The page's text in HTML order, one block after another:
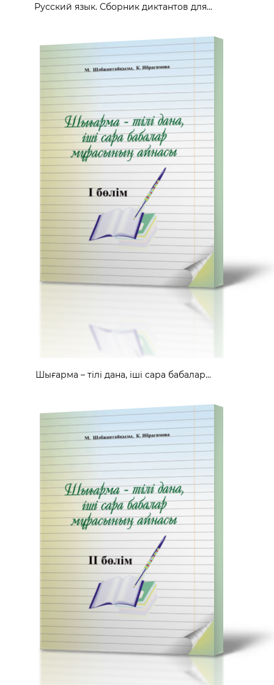
Русский язык. Сборник диктантов для...
Шығарма – тілі дана, іші сара бабалар...